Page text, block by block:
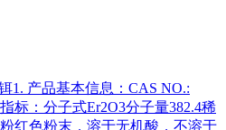
1. 产品基本信息：CAS NO.:
标：分子式Er2O3分子量382.4稀
红色粉末，溶于无机酸，不溶于